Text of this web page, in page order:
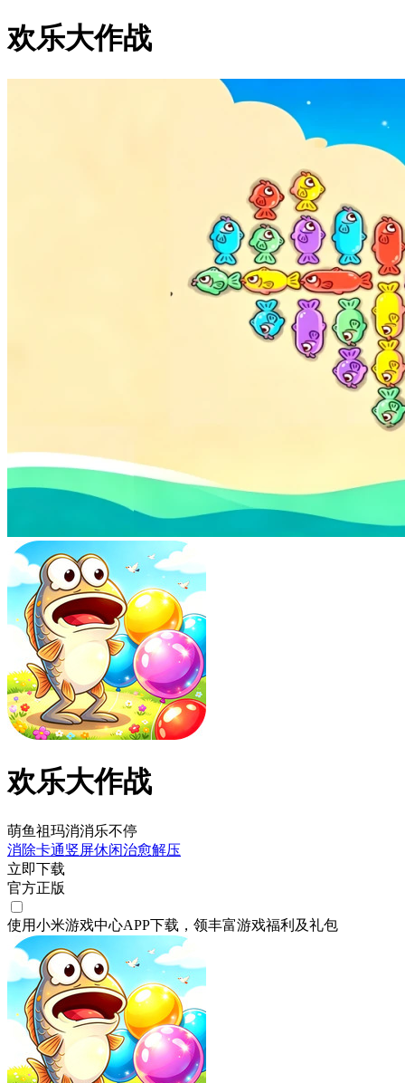
欢乐大作战
欢乐大作战
萌鱼祖玛消消乐不停
消除卡通竖屏休闲治愈解压
立即下载
官方正版
使用小米游戏中心APP下载 ，领丰富游戏福利 及礼包